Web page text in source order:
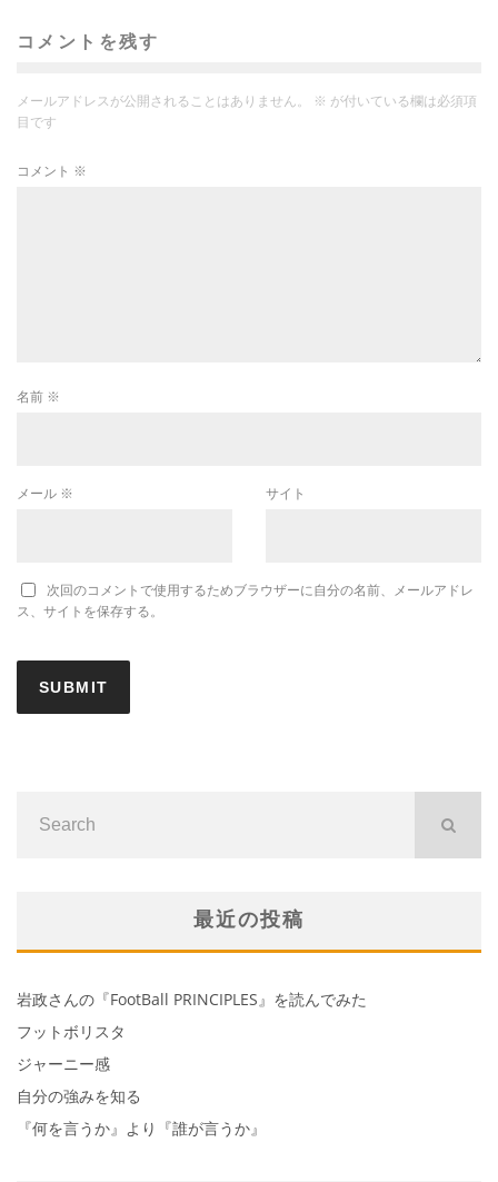
コメントを残す
メールアドレスが公開されることはありません。 ※ が付いている欄は必須項
目です
コメント ※
名前 ※
メール ※ サイト
次回のコメントで使用するためブラウザーに自分の名前、メールアドレ
ス、サイトを保存する。
最近の投稿
岩政さんの『FootBall PRINCIPLES』を読んでみた
フットボリスタ
ジャーニー感
自分の強みを知る
『何を言うか』より『誰が言うか』